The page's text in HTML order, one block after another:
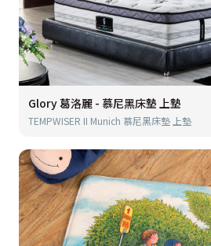
Glory 葛洛麗 - 慕尼黑床墊 上墊
TEMPWISER II Munich 慕尼黑床墊 上墊